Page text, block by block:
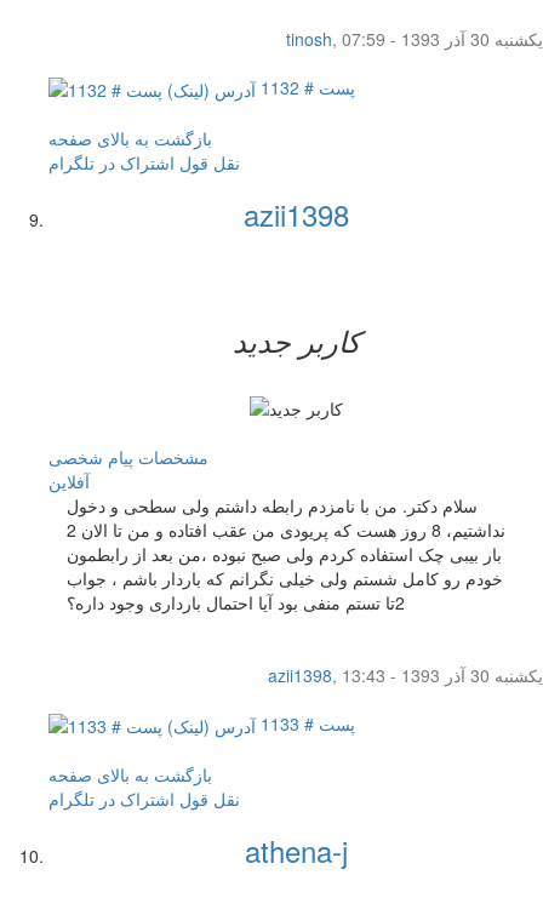
tinosh,
یکشنبه 30 آذر 1393 - 07:59
پست # 1132
بازگشت به بالای صفحه
نقل قول اشتراک در تلگرام
azii1398
کاربر جدید
مشخصات پیام شخصی
آفلاين
سلام دکتر. من با نامزدم رابطه داشتم ولی سطحی و دخول
نداشتیم، 8 روز هست که پریودی من عقب افتاده و من تا الان 2
بار بیبی چک استفاده کردم ولی صبح نبوده ،من بعد از رابطمون
خودم رو کامل شستم ولی خیلی نگرانم که باردار باشم ، جواب
2تا تستم منفی بود آیا احتمال بارداری وجود داره؟
azii1398,
یکشنبه 30 آذر 1393 - 13:43
پست # 1133
بازگشت به بالای صفحه
نقل قول اشتراک در تلگرام
athena-j